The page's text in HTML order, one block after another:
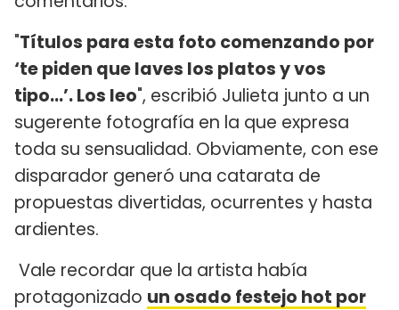
"Títulos para esta foto comenzando por
‘te piden que laves los platos y vos
tipo…’. Los leo", escribió Julieta junto a un
sugerente fotografía en la que expresa
toda su sensualidad. Obviamente, con ese
disparador generó una catarata de
propuestas divertidas, ocurrentes y hasta
ardientes.
Vale recordar que la artista había
protagonizado un osado festejo hot por